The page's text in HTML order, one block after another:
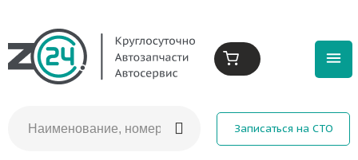
Записаться на СТО